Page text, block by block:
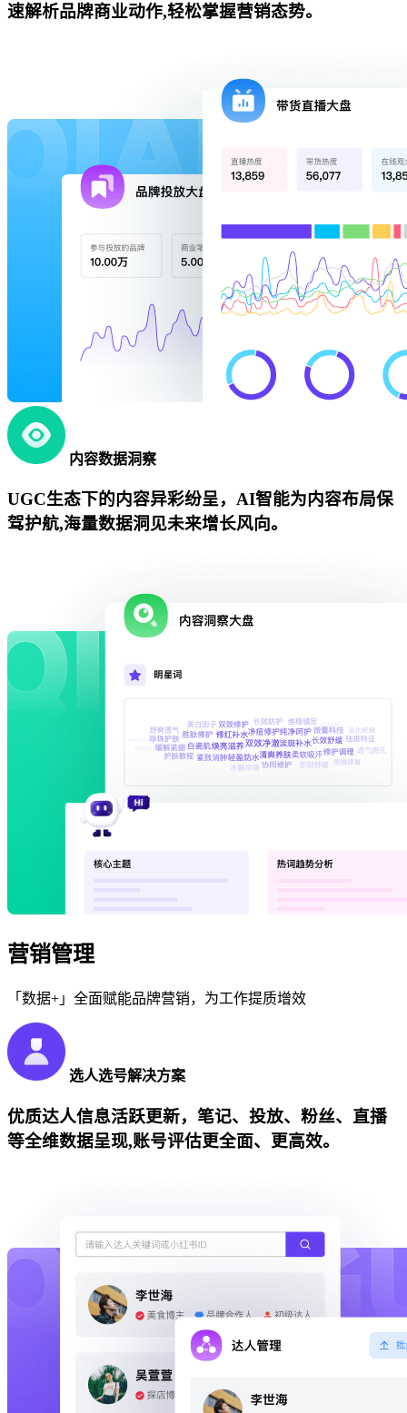
速解析品牌商业动作,轻松掌握营销态势。
内容数据洞察
UGC生态下的内容异彩纷呈，AI智能为内容布局保
驾护航,海量数据洞见未来增长风向。
营销管理
「数据+」全面赋能品牌营销，为工作提质增效
选人选号解决方案
优质达人信息活跃更新，笔记、投放、粉丝、直播
等全维数据呈现,账号评估更全面、更高效。